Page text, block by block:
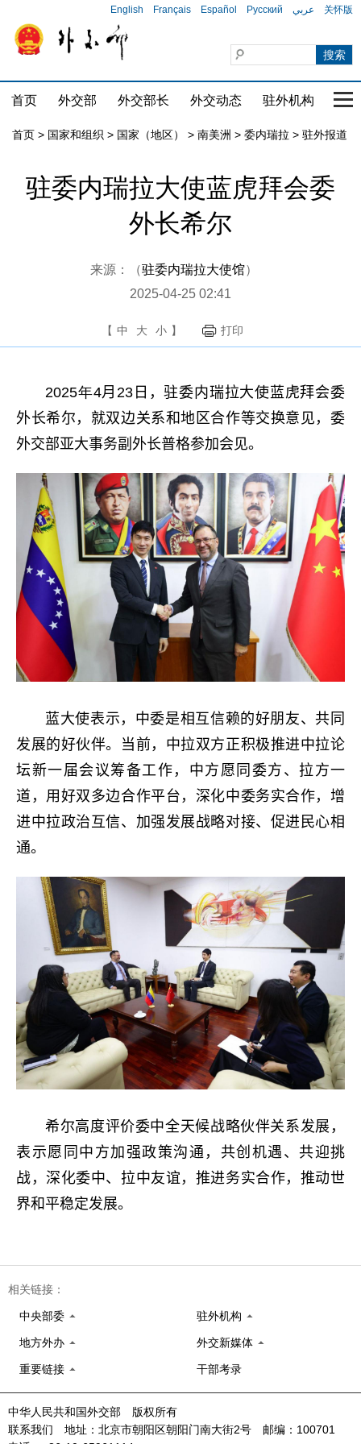
English Français Español Русский عربي 关怀版
首页 外交部 外交部长 外交动态 驻外机构 国
首页 > 国家和组织 > 国家（地区） > 南美洲 > 委内瑞拉 > 驻外报道
驻委内瑞拉大使蓝虎拜会委
外长希尔
来源：（驻委内瑞拉大使馆）
2025-04-25 02:41
【 中 大 小 】 打印
2025年4月23 日，驻委内瑞拉大使蓝虎拜会委
外长希尔，就双边关系和地区合作等交换意见，委
外交部亚大事务副外长普格参加会见。
蓝大使表示，中委是相互信赖的好朋友、共同
发展的好伙伴。当前，中拉双方正积极推进中拉论
坛新一届会议筹备工作，中方愿同委方、拉方一
道，用好双多边合作平台，深化中委务实合作，增
进中拉政治互信、加强发展战略对接、促进民心相
通。
希尔高度评价委中全天候战略伙伴关系发展，
表示愿同中方加强政策沟通，共创机遇、共迎挑
战，深化委中、拉中友谊，推进务实合作，推动世
界和平稳定发展。
相关链接：
中央部委 驻外机构
地方外办 外交新媒体
重要链接 干部考录
中华人民共和国外交部 版权所有
联系我们 地址：北京市朝阳区朝阳门南大街2号 邮编：100701